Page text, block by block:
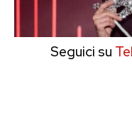
Seguici su